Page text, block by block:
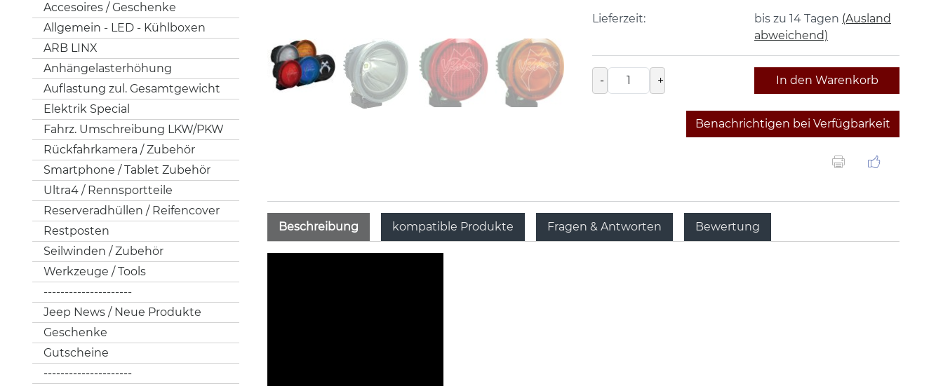
Accesoires / Geschenke
Allgemein - LED - Kühlboxen
ARB LINX
Anhängelasterhöhung
Auflastung zul. Gesamtgewicht
Elektrik Special
Fahrz. Umschreibung LKW/PKW
Rückfahrkamera / Zubehör
Smartphone / Tablet Zubehör
Ultra4 / Rennsportteile
Reserveradhüllen / Reifencover
Restposten
Seilwinden / Zubehör
Werkzeuge / Tools
---------------------
Jeep News / Neue Produkte
Geschenke
Gutscheine
---------------------
Lieferzeit: bis zu 14 Tagen (Ausland
abweichend)
- + In den Warenkorb
Benachrichtigen bei Verfügbarkeit
Beschreibung kompatible Produkte Fragen & Antworten Bewertung